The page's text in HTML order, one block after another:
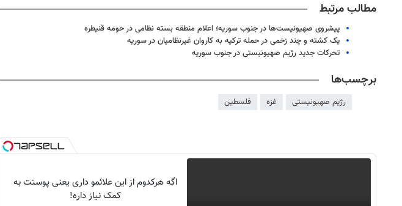
مطالب مرتبط
پیشروی صهیونیست‌ها در جنوب سوریه؛ اعلام منطقه بسته نظامی در حومه قنیطره
یک کشته و چند زخمی در حمله ترکیه به کاروان غیرنظامیان در سوریه
تحرکات جدید رژیم صهیونیستی در جنوب سوریه
برچسب‌ها
رژیم صهیونیستی غزه فلسطین
اگه هرکدوم از این علائمو داری یعنی پوستت به
کمک نیاز داره!